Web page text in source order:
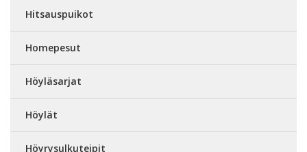
Hitsauspuikot
Homepesut
Höyläsarjat
Höylät
Höyrysulkuteipit